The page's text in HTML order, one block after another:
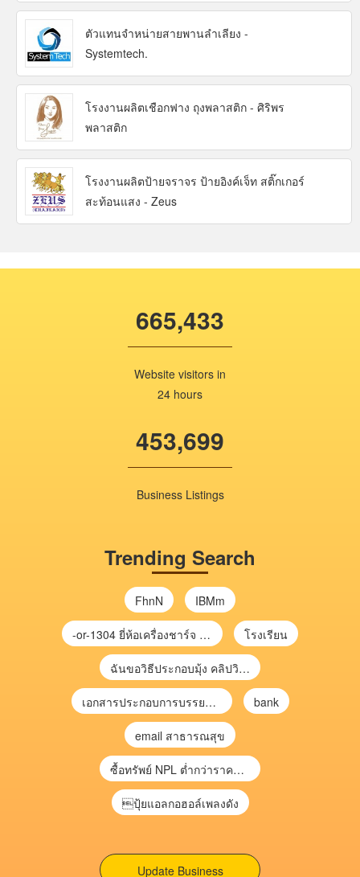
ตัวแทนจำหน่ายสายพานลำเลียง -
Systemtech.
โรงงานผลิตเชือกฟาง ถุงพลาสติก - ศิริพร
พลาสติก
โรงงานผลิตป้ายจราจร ป้ายอิงค์เจ็ท สติ๊กเกอร์
สะท้อนแสง - Zeus
665,433
Website visitors in
24 hours
453,699
Business Listings
Trending Search
FhnN IBMm
-or-1304 ยี่ห้อเครื่องชาร์จ chargecore โรงเรียน
ฉันขอวิธีประกอบมุ้ง คลิปวิดีโอ การประกอบมุ้ง
เอกสารประกอบการบรรยาย การประเมินความเสี่ยงเพื่อวางแผนการตรวจสอบ \ bank
email สาธารณสุข
ซื้อทรัพย์ NPL ต่ำกว่าราคาตลาด 30-70% แบบไม่ต้องไปประมูล”
ปุ้ยแอลกอฮอล์เพลงดัง
Update Business